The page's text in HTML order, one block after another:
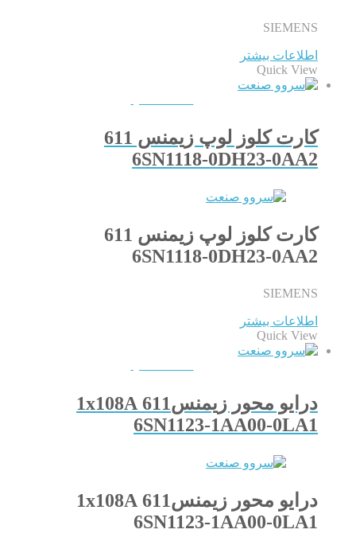
SIEMENS
اطلاعات بیشتر
Quick View
کارت کلوز لوپ زیمنس 611
6SN1118-0DH23-0AA2
کارت کلوز لوپ زیمنس 611
6SN1118-0DH23-0AA2
SIEMENS
اطلاعات بیشتر
Quick View
درایو محور زیمنس611 1x108A
6SN1123-1AA00-0LA1
درایو محور زیمنس611 1x108A
6SN1123-1AA00-0LA1